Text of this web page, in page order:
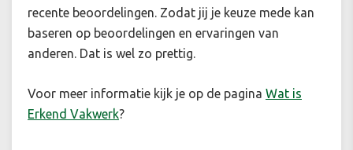
recente beoordelingen. Zodat jij je keuze mede kan
baseren op beoordelingen en ervaringen van
anderen. Dat is wel zo prettig.
Voor meer informatie kijk je op de pagina Wat is
Erkend Vakwerk?